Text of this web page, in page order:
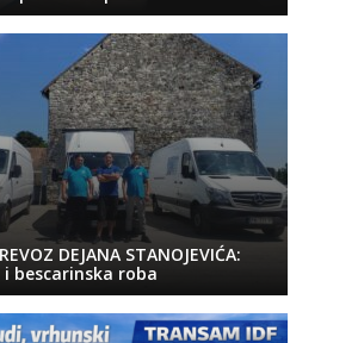
DEJANA STANOJEVIĆA:
i bescarinska roba